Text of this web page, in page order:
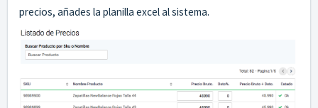
precios, añades la planilla excel al sistema.